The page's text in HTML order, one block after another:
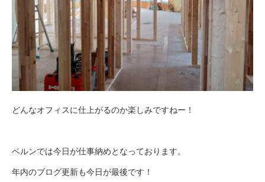
どんなオフィスに仕上がるのか楽しみですねー！
ベルンでは今日が仕事納めとなっております。
年内のブログ更新も今日が最後です！